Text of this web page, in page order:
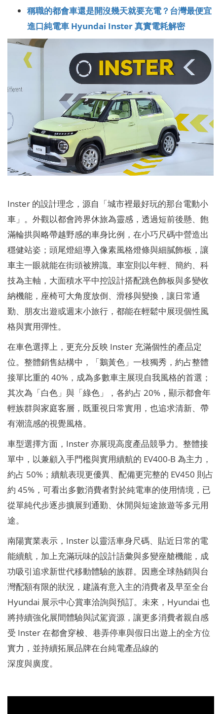
稱職的都會車還是開沒幾天就要充電？台灣最便宜
進口純電車 Hyundai Inster 真實電耗解密
Inster 的設計理念，源自「城市裡最好玩的那台電動小
車」。外觀以都會跨界休旅為靈感，透過短前後懸、飽
滿輪拱與略帶越野感的車身比例，在小巧尺碼中營造出
穩健站姿；頭尾燈組導入像素風格燈條與細膩飾板，讓
車主一眼就能在街頭被辨識。車室則以年輕、簡約、科
技為主軸，大面積水平中控設計搭配跳色飾板與多變收
納機能，座椅可大角度放倒、滑移與變換，讓日常通
勤、朋友出遊或週末小旅行，都能在輕鬆中展現個性風
格與實用彈性。
在車色選擇上，更充分反映 Inster 充滿個性的產品定
位。整體銷售結構中，「鵝黃色」一枝獨秀，約占整體
接單比重的 40%，成為多數車主展現自我風格的首選；
其次為「白色」與「綠色」，各約占 20%，顯示都會年
輕族群與家庭客層，既重視日常實用，也追求清新、帶
有潮流感的視覺風格。
車型選擇方面，Inster 亦展現高度產品競爭力。整體接
單中，以兼顧入手門檻與實用續航的 EV400-B 為主力，
約占 50%；續航表現更優異、配備更完整的 EV450 則占
約 45%，可看出多數消費者對於純電車的使用情境，已
從單純代步逐步擴展到通勤、休閒與短途旅遊等多元用
途。
南陽實業表示，Inster 以靈活車身尺碼、貼近日常的電
能續航，加上充滿玩味的設計語彙與多變座艙機能，成
功吸引追求新世代移動體驗的族群。因應全球熱銷與台
灣配額有限的狀況，建議有意入主的消費者及早至全台
Hyundai 展示中心賞車洽詢與預訂。未來，Hyundai 也
將持續強化展間體驗與試駕資源，讓更多消費者親自感
受 Inster 在都會穿梭、巷弄停車與假日出遊上的全方位
實力，並持續拓展品牌在台純電產品線的
深度與廣度。